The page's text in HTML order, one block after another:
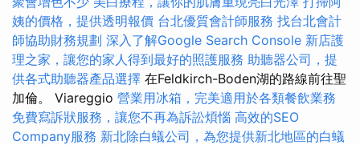
姨的價格，提供透明報價 台北優質會計師服務 找台北會計
師協助財務規劃 深入了解Google Search Console 新店護
理之家，讓您的家人得到最好的照護服務 助聽器公司，提
供各式助聽器產品選擇 在Feldkirch-Boden湖的路線前往聖
加倫。 Viareggio 營業用冰箱，完美適用於各類餐飲業務
免費寫訴狀服務，讓您不再為訴訟煩惱 高效的SEO
Company服務 新北除白蟻公司，為您提供新北地區的白蟻